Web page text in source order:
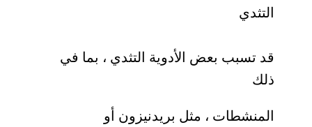
التثدي
قد تسبب بعض الأدوية التثدي ، بما في
ذلك
المنشطات ، مثل بريدنيزون أو